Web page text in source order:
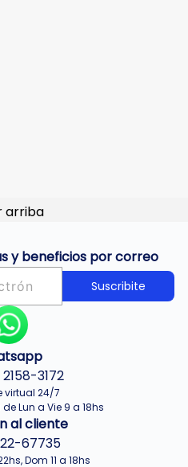
arriba
y beneficios por correo
Suscribite
2158-3172
virtual 24/7
Lun a Vie 9 a 18hs
al cliente
67735
Dom 11 a 18hs